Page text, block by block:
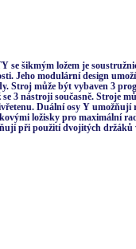
se šikmým ložem je
Jeho modulární design
Stroj může být vybaven 3
3 nástroji současně. Stroje
Duální osy Y
ložisky pro maximální
při použití dvojitých